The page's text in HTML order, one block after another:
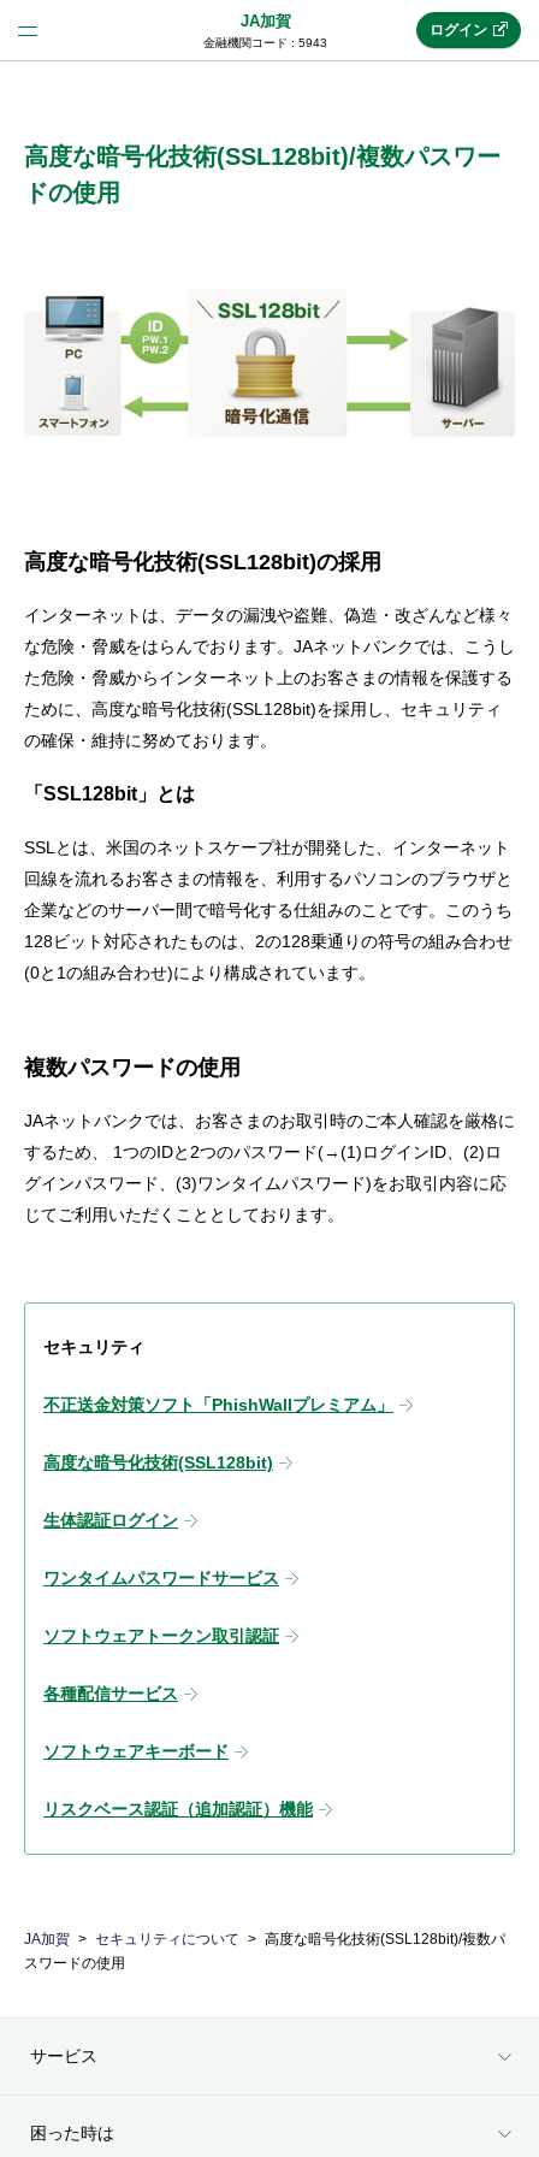
JA加賀
金融機関コード : 5943
(法人JAネットバンク)
JAネットバンクトップ
メリット
セキュリティ
使い方
困った時は
ログイン
高度な暗号化技術(SSL128bit)/複数パスワー
ドの使用
高度な暗号化技術(SSL128bit)の採用
インターネットは、データの漏洩や盗難、偽造・改ざんなど様々
な危険・脅威をはらんでおります。JAネットバンクでは、こうし
た危険・脅威からインターネット上のお客さまの情報を保護する
ために、高度な暗号化技術(SSL128bit)を採用し、セキュリティ
の確保・維持に努めております。
「SSL128bit」とは
SSLとは、米国のネットスケープ社が開発した、インターネット
回線を流れるお客さまの情報を、利用するパソコンのブラウザと
企業などのサーバー間で暗号化する仕組みのことです。このうち
128ビット対応されたものは、2の128乗通りの符号の組み合わせ
(0と1の組み合わせ)により構成されています。
複数パスワードの使用
JAネットバンクでは、お客さまのお取引時のご本人確認を厳格に
するため、 1つのIDと2つのパスワード(→(1)ログインID、(2)ロ
グインパスワード、(3)ワンタイムパスワード)をお取引内容に応
じてご利用いただくこととしております。
セキュリティ
不正送金対策ソフト「PhishWallプレミアム」
高度な暗号化技術(SSL128bit)
生体認証ログイン
ワンタイムパスワードサービス
ソフトウェアトークン取引認証
各種配信サービス
ソフトウェアキーボード
リスクベース認証（追加認証）機能
JA加賀 セキュリティについて
高度な暗号化技術(SSL128bit)/複数パ
スワードの使用
サービス
困った時は